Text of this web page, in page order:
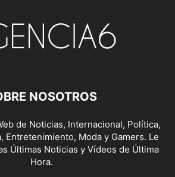
NOSOTROS
de Noticias, Internacional, Política,
Entretenimiento, Moda y Gamers. Le
Últimas Noticias y Vídeos de Última
Hora.